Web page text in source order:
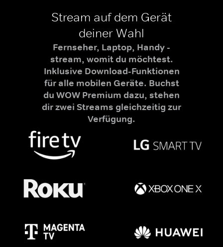
Stream auf dem Gerät
deiner Wahl
Fernseher, Laptop, Handy -
stream, womit du möchtest.
Inklusive Download-Funktionen
für alle mobilen Geräte. Buchst
du WOW Premium dazu, stehen
dir zwei Streams gleichzeitig zur
Verfügung.